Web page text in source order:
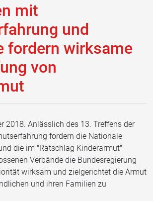
mit
und
fordern wirksame
von
2018. Anlässlich des 13. Treffens der
fordern die Nationale
die im "Ratschlag Kinderarmut"
Verbände die Bundesregierung
wirksam und zielgerichtet die Armut
und ihren Familien zu